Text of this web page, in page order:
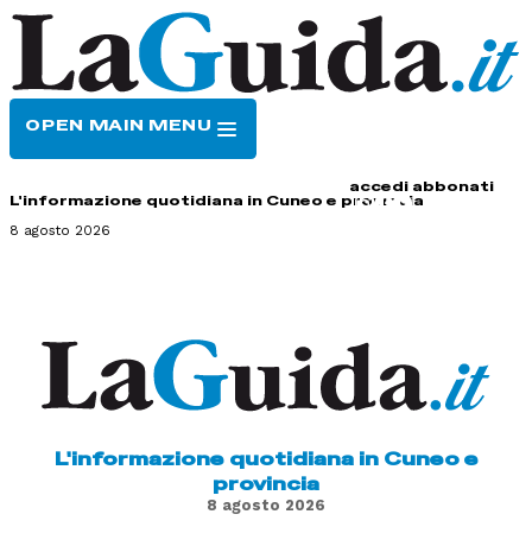
OPEN MAIN MENU
accedi abbonati
L'informazione quotidiana in Cuneo e provincia
8 agosto 2026
L'informazione quotidiana in Cuneo e
provincia
8 agosto 2026